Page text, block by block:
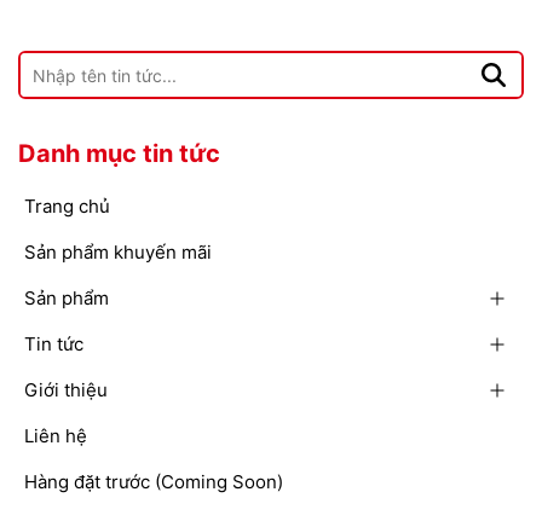
Danh mục tin tức
Trang chủ
Sản phẩm khuyến mãi
Sản phẩm
Tin tức
Giới thiệu
Liên hệ
Hàng đặt trước (Coming Soon)